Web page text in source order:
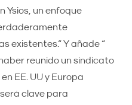
Ysios, un enfoque
existentes.“ Y añade “
reunido un sindicato
EE. UU y Europa
clave para